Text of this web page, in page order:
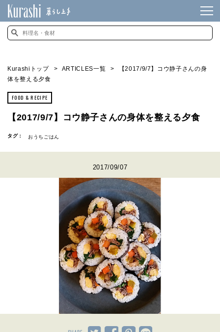
Kurashiトップ ARTICLES一覧
【2017/9/7】コウ静子さんの身
体を整える夕食
FOOD & RECIPE
【2017/9/7】コウ静子さんの身体を整える夕食
タグ： おうちごはん
2017/09/07